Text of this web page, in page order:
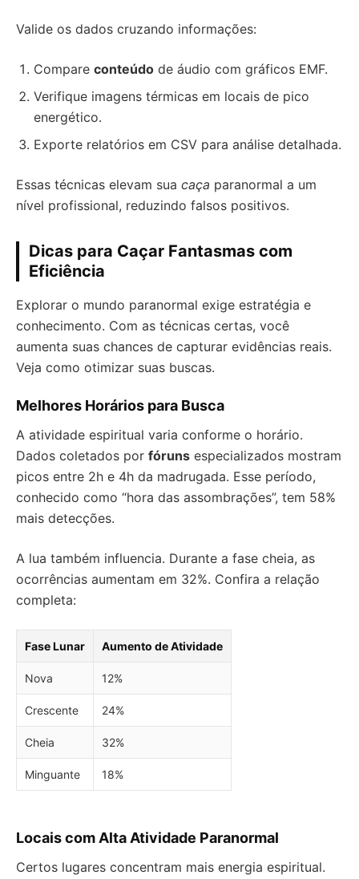
Valide os dados cruzando informações:
Compare conteúdo de áudio com gráficos EMF.
Verifique imagens térmicas em locais de pico
energético.
Exporte relatórios em CSV para análise detalhada.
Essas técnicas elevam sua caça paranormal a um
nível profissional, reduzindo falsos positivos.
Dicas para Caçar Fantasmas com
Eficiência
Explorar o mundo paranormal exige estratégia e
conhecimento. Com as técnicas certas, você
aumenta suas chances de capturar evidências reais.
Veja como otimizar suas buscas.
Melhores Horários para Busca
A atividade espiritual varia conforme o horário.
Dados coletados por fóruns especializados mostram
picos entre 2h e 4h da madrugada. Esse período,
conhecido como “hora das assombrações”, tem 58%
mais detecções.
A lua também influencia. Durante a fase cheia, as
ocorrências aumentam em 32%. Confira a relação
completa:
Fase Lunar Aumento de Atividade
Nova 12%
Crescente 24%
Cheia 32%
Minguante 18%
Locais com Alta Atividade Paranormal
Certos lugares concentram mais energia espiritual.